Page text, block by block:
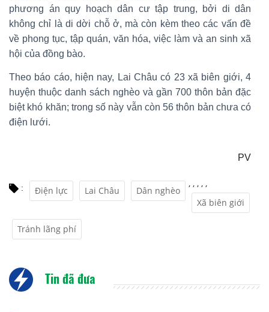
phương án quy hoạch dân cư tập trung, bởi di dân
không chỉ là di dời chỗ ở, mà còn kèm theo các vấn đề
về phong tục, tập quán, văn hóa, việc làm và an sinh xã
hội của đồng bào.
Theo báo cáo, hiện nay, Lai Châu có 23 xã biên giới, 4
huyện thuộc danh sách nghèo và gần 700 thôn bản đặc
biệt khó khăn; trong số này vẫn còn 56 thôn bản chưa có
điện lưới.
PV
: Điện lực
,
Lai Châu
,
Dân nghèo
,
Xã biên giới
,
Tránh lãng phí
,
Tin đã đưa